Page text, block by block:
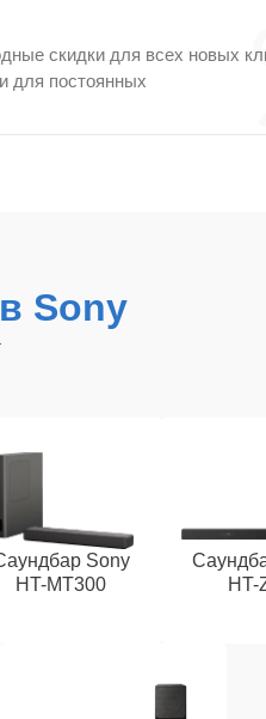
скидки для всех новых
для постоянных
Sony
Sony
HT-MT300
HT-